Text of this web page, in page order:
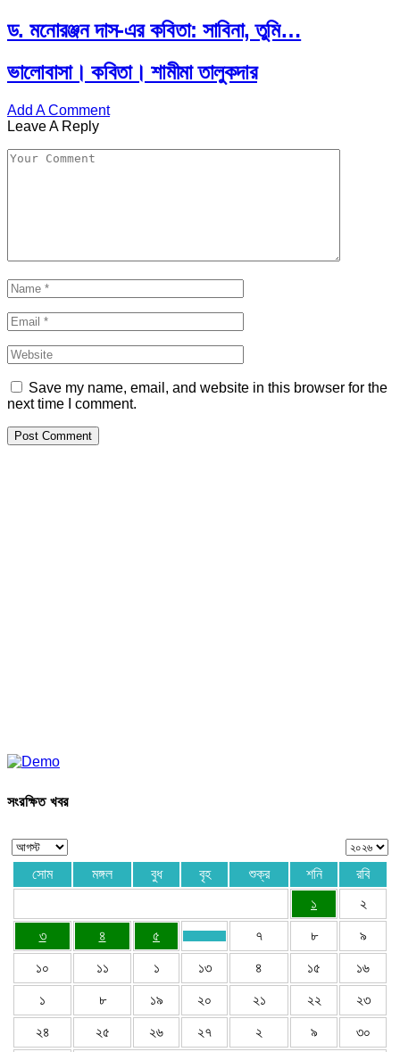
ড. মনোরঞ্জন দাস-এর কবিতা: সাবিনা, তুমি…
ভালোবাসা। কবিতা। শামীমা তালুকদার
Add A Comment
Leave A Reply
Save my name, email, and website in this browser for the
next time I comment.
সংরক্ষিত খবর
সোম মঙ্গল বুধ বৃহ শুক্র শনি
রবি
১
২
৩ ৪ ৫ ৭ ৮ ৯
১০ ১১ ১ ১৩ ৪ ১৫ ১৬
১ ৮ ১৯ ২০ ২১ ২২ ২৩
২৪ ২৫ ২৬ ২৭ ২ ৯ ৩০